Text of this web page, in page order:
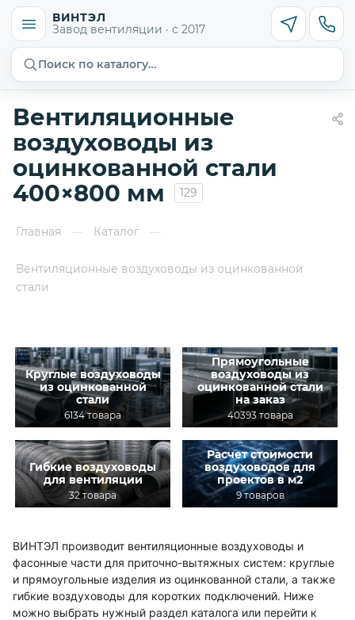
ВИНТЭЛ
Завод вентиляции · с 2017
Поиск по каталогу…
Вентиляционные
воздуховоды из
оцинкованной стали
400×800 мм
129
Главная — Каталог —
Вентиляционные воздуховоды из оцинкованной
стали
Круглые воздуховоды
из оцинкованной
стали
6134 товара
Прямоугольные
воздуховоды из
оцинкованной стали
на заказ
40393 товара
Гибкие воздуховоды
для вентиляции
32 товара
Расчет стоимости
воздуховодов для
проектов в м2
9 товаров
ВИНТЭЛ производит вентиляционные воздуховоды и
фасонные части для приточно-вытяжных систем: круглые
и прямоугольные изделия из оцинкованной стали, а также
гибкие воздуховоды для коротких подключений. Ниже
можно выбрать нужный раздел каталога или перейти к